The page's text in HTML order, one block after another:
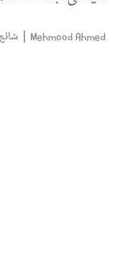
Mehmood Ahmed
| شائع